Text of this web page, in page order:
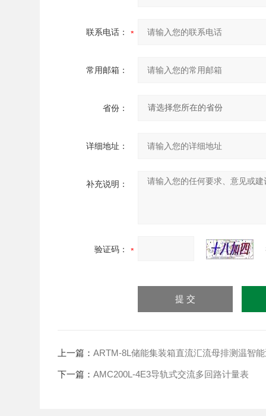
联系电话：
常用邮箱：
省份：
详细地址：
补充说明：
验证码：
上一篇：ARTM-8L储能集装箱直流汇流母排测温智
下一篇：AMC200L-4E3导轨式交流多回路计量表